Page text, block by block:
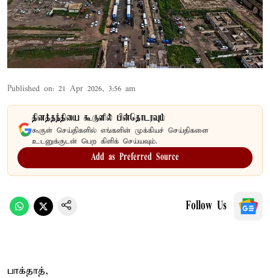
Published on: 21 Apr 2026, 3:56 am
தினத்தந்தியை கூகுளில் பின்தொடரவும்
கூகுள் செய்திகளில் எங்களின் முக்கியச் செய்திகளை
உடனுக்குடன் பெற கிளிக் செய்யவும்.
Add as Preferred Source
Follow Us
பாக்தாத்,